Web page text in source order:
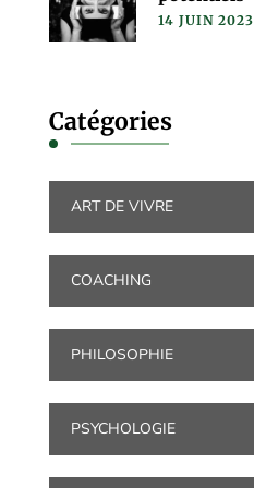
14 JUIN 2023
Catégories
ART DE VIVRE
COACHING
PHILOSOPHIE
PSYCHOLOGIE